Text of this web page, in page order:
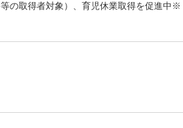
の取得者対象）、育児休業取得を促進中※